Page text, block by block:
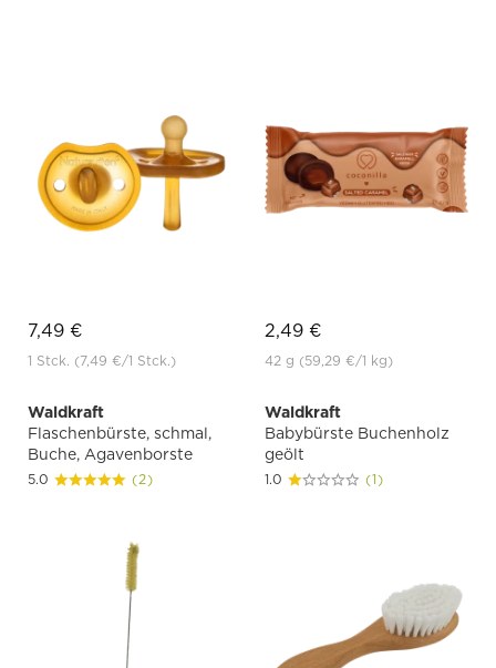
7,49 €
1 Stck. (7,49 €/1 Stck.)
2,49 €
42 g (59,29 €/1 kg)
Waldkraft
Flaschenbürste, schmal,
Buche, Agavenborste
5.0 (2)
Waldkraft
Babybürste Buchenholz
geölt
1.0 (1)